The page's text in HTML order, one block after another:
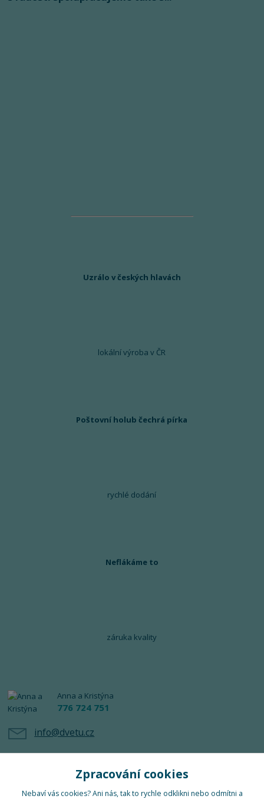
Uzrálo v českých hlavách
lokální výroba v ČR
Poštovní holub čechrá pírka
rychlé dodání
Neflákáme to
záruka kvality
Anna a Kristýna
776 724 751
info@dvetu.cz
Zpracování cookies
Nebaví vás cookies? Ani nás, tak to rychle odklikni nebo odmítni a